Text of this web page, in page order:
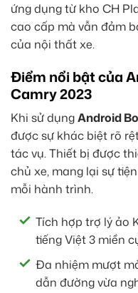
ứng dụng từ kho CH
cao cấp mà vẫn đảm
của nội thất xe.
Điểm nổi bật của
Camry 2023
Khi sử dụngAndroid
được sự khác biệt rõ
tác vụ. Thiết bị được
chủ xe, mang lại sự
mỗi hành trình.
Tích hợp trợ lý ảo
tiếng Việt 3 miền
Đa nhiệm mượt
dẫn đường vừa